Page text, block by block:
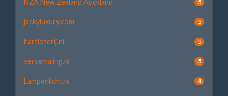
NZA New Zealand Auckland 5
jackyluxury.com 5
hartloterij.nl 5
versemaling.nl 5
Lampenlicht.nl 4